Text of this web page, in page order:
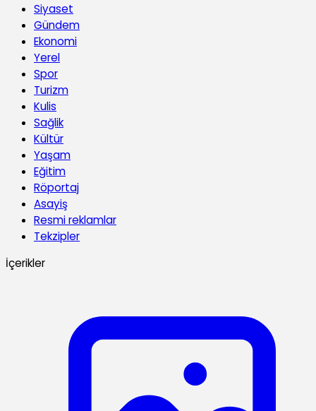
Siyaset
Gündem
Ekonomi
Yerel
Spor
Turizm
Kulis
Sağlik
Kültür
Yaşam
Eğitim
Röportaj
Asayiş
Resmi reklamlar
Tekzipler
İçerikler